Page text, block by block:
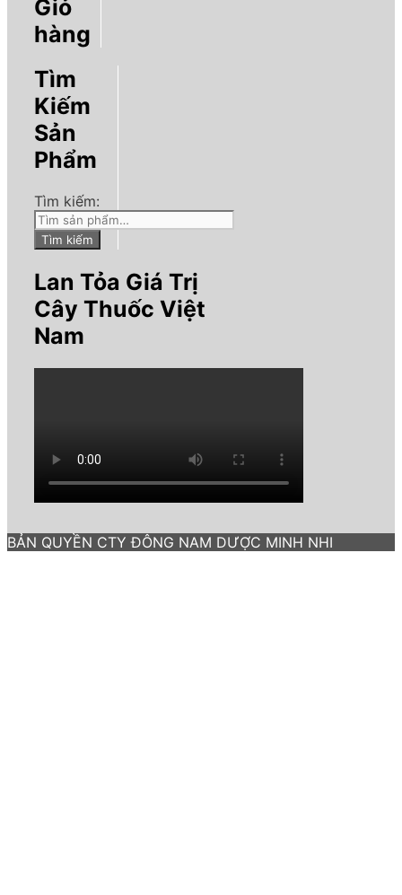
Giỏ
hàng
Tìm
Kiếm
Sản
Phẩm
Tìm kiếm:
Tìm kiếm
Lan Tỏa Giá Trị
Cây Thuốc Việt
Nam
BẢN QUYỀN CTY ĐÔNG NAM DƯỢC MINH NHI